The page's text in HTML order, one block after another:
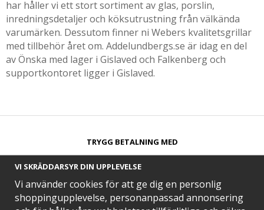
har håller vi ett stort sortiment av glas, porslin,
inredningsdetaljer och köksutrustning från välkända
varumärken. Dessutom finner ni Webers kvalitetsgrillar
med tillbehör året om. Addelundbergs.se är idag en del
av Önska med lager i Gislaved och Falkenberg och
supportkontoret ligger i Gislaved.
TRYGG BETALNING MED​
VI SKRÄDDARSYR DIN UPPLEVELSE
Vi använder cookies för att ge dig en personlig
shoppingupplevelse, personanpassad annonsering